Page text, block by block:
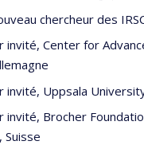
chercheur des
invité, Center for
invité, Uppsala
invité, Brocher
Suisse